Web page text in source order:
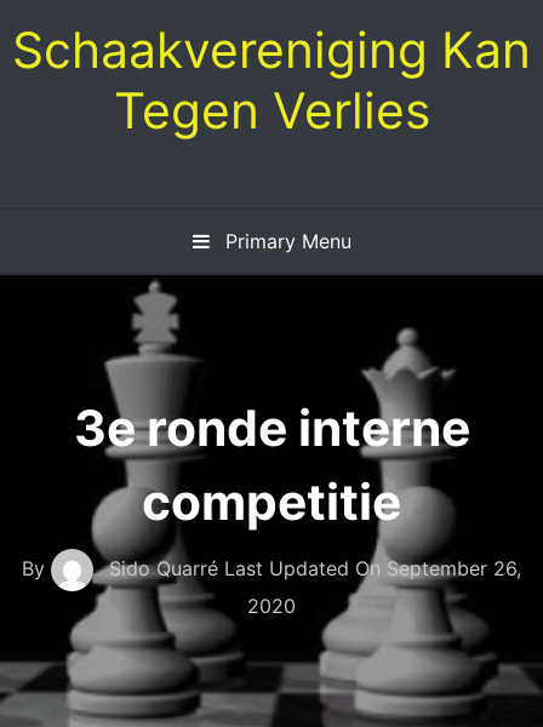
to
content
Schaakvereniging Kan
Tegen Verlies
Primary Menu
3e ronde interne
competitie
By Sido Quarré Last Updated On September 26,
2020